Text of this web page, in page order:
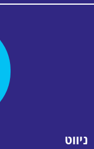
ניווט